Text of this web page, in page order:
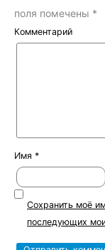
поля помечены *
Комментарий
Имя *
Сохранить моё
последующих